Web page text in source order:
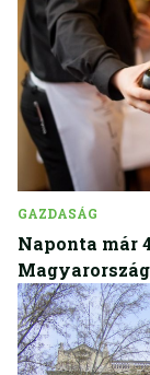
GAZDASÁG
Naponta már